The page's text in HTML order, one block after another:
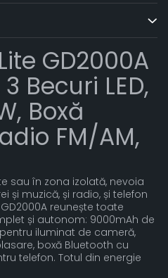
GD2000A
Becuri LED,
Boxă
FM/AM,
sau în zona izolată, nevoia
și muzică, și radio, și telefon
reunește toate
și autonom: 9000mAh de
iluminat de cameră,
boxă Bluetooth cu
telefon. Totul din energie